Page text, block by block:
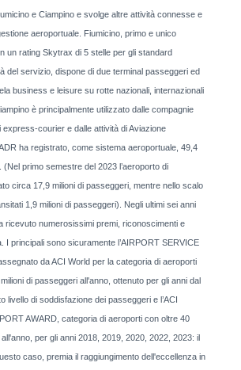
e Ciampino e svolge altre attività connesse e
aeroportuale. Fiumicino, primo e unico
un rating Skytrax di 5 stelle per gli standard
del servizio, dispone di due terminal passeggeri ed
business e leisure su rotte nazionali, internazionali
è principalmente utilizzato dalle compagnie
express-courier e dalle attività di Aviazione
ha registrato, come sistema aeroportuale, 49,4
(Nel primo semestre del 2023 l’aeroporto di
circa 17,9 milioni di passeggeri, mentre nello scalo
1,9 milioni di passeggeri). Negli ultimi sei anni
ricevuto numerosissimi premi, riconoscimenti e
I principali sono sicuramente l’AIRPORT SERVICE
da ACI World per la categoria di aeroporti
di passeggeri all'anno, ottenuto per gli anni dal
livello di soddisfazione dei passeggeri e l’ACI
AWARD, categoria di aeroporti con oltre 40
per gli anni 2018, 2019, 2020, 2022, 2023: il
caso, premia il raggiungimento dell'eccellenza in